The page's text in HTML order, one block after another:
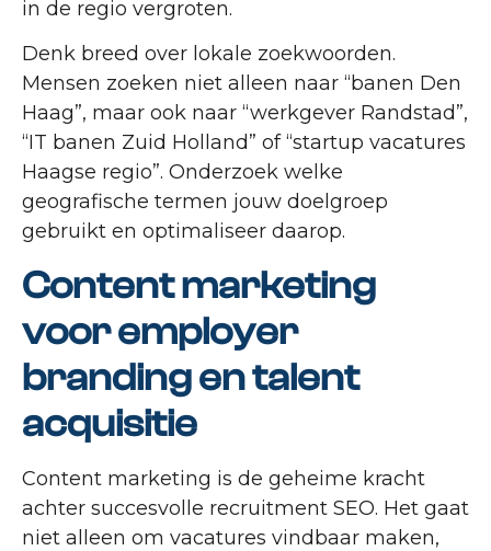
in de regio vergroten.
Denk breed over lokale zoekwoorden.
Mensen zoeken niet alleen naar “banen Den
Haag”, maar ook naar “werkgever Randstad”,
“IT banen Zuid Holland” of “startup vacatures
Haagse regio”. Onderzoek welke
geografische termen jouw doelgroep
gebruikt en optimaliseer daarop.
Content marketing
voor employer
branding en talent
acquisitie
Content marketing is de geheime kracht
achter succesvolle recruitment SEO. Het gaat
niet alleen om vacatures vindbaar maken,